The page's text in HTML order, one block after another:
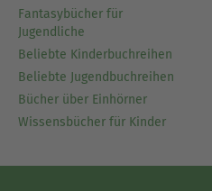
Fantasybücher für
Jugendliche
Beliebte Kinderbuchreihen
Beliebte Jugendbuchreihen
Bücher über Einhörner
Wissensbücher für Kinder